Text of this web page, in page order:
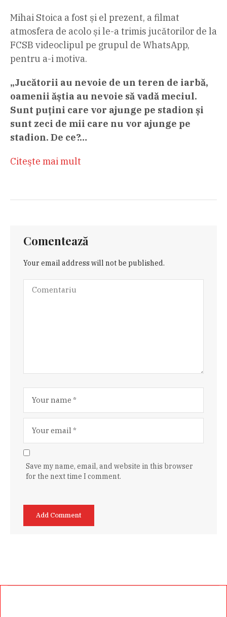
Mihai Stoica a fost și el prezent, a filmat
atmosfera de acolo și le-a trimis jucătorilor de la
FCSB videoclipul pe grupul de WhatsApp,
pentru a-i motiva.
„Jucătorii au nevoie de un teren de iarbă,
oamenii ăștia au nevoie să vadă meciul.
Sunt puțini care vor ajunge pe stadion și
sunt zeci de mii care nu vor ajunge pe
stadion. De ce?…
Citeşte mai mult
Comentează
Your email address will not be published.
Save my name, email, and website in this browser
for the next time I comment.